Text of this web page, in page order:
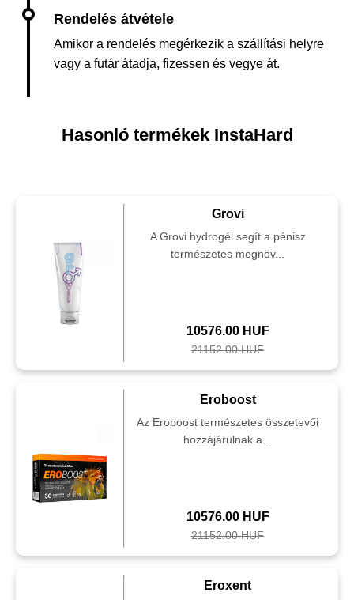
Amikor a rendelés megérkezik a szállítási helyre
vagy a futár átadja, fizessen és vegye át.
Hasonló termékek InstaHard
Grovi
A Grovi hydrogél segít a pénisz
természetes megnöv...
10576.00 HUF
21152.00 HUF
Eroboost
Az Eroboost természetes összetevői
hozzájárulnak a...
10576.00 HUF
21152.00 HUF
Eroxent